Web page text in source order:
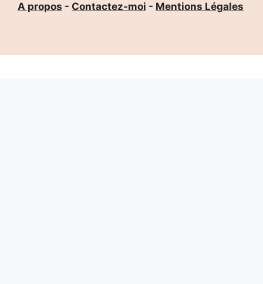
A propos - Contactez-moi - Mentions Légales